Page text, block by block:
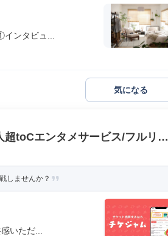
ンタビュ...
気になる
toCエンタメサービス/フルリモ
しませんか？
いただ...